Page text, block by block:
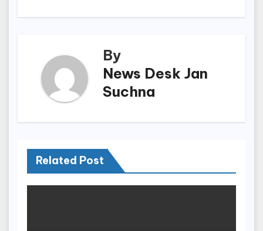
By
News Desk Jan
Suchna
Related Post